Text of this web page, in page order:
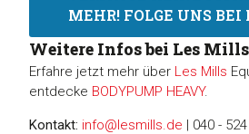
MEHR! FOLGE UNS
Weitere Infos bei Les Mills
Erfahre jetzt mehr über Les Mills
entdecke BODYPUMP HEAVY.
Kontakt: info@lesmills.de | 040 -